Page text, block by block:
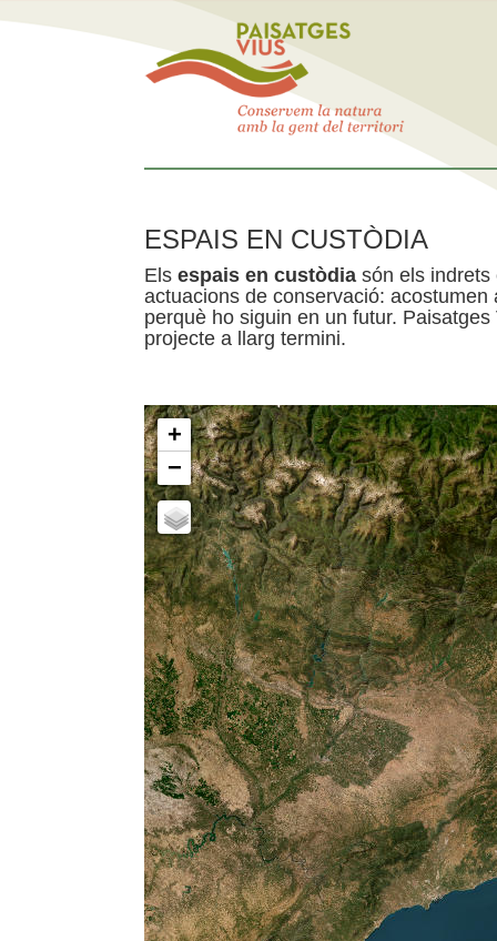
ESPAIS EN CUSTÒDIA
Els espais en custòdia són els indrets
actuacions de conservació:
perquè ho siguin en un futur.
projecte a llarg termini.
+
−